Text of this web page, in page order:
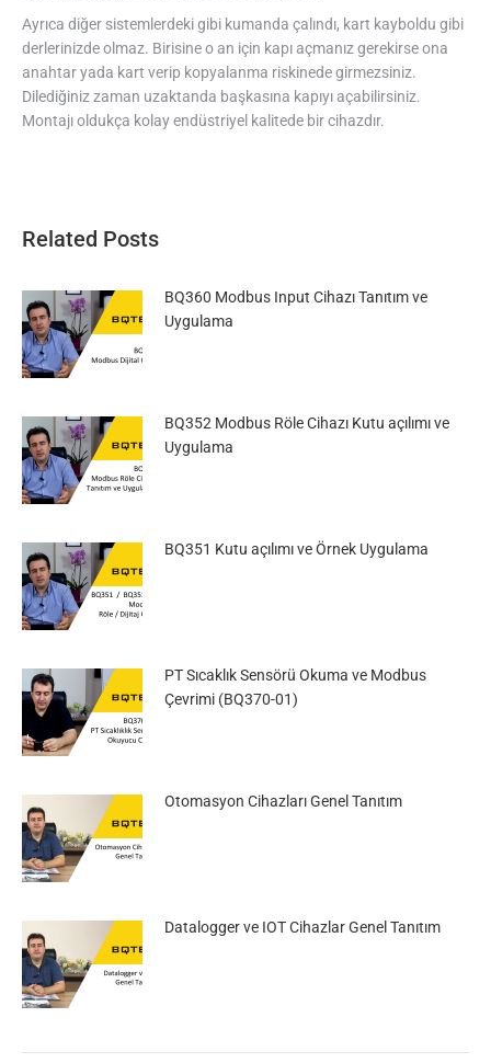
Ayrıca diğer sistemlerdeki gibi kumanda çalındı, kart kayboldu gibi
derlerinizde olmaz. Birisine o an için kapı açmanız gerekirse ona
anahtar yada kart verip kopyalanma riskinede girmezsiniz.
Dilediğiniz zaman uzaktanda başkasına kapıyı açabilirsiniz.
Montajı oldukça kolay endüstriyel kalitede bir cihazdır.
Related Posts
BQ360 Modbus Input Cihazı Tanıtım ve
Uygulama
BQ352 Modbus Röle Cihazı Kutu açılımı ve
Uygulama
BQ351 Kutu açılımı ve Örnek Uygulama
PT Sıcaklık Sensörü Okuma ve Modbus
Çevrimi (BQ370-01)
Otomasyon Cihazları Genel Tanıtım
Datalogger ve IOT Cihazlar Genel Tanıtım